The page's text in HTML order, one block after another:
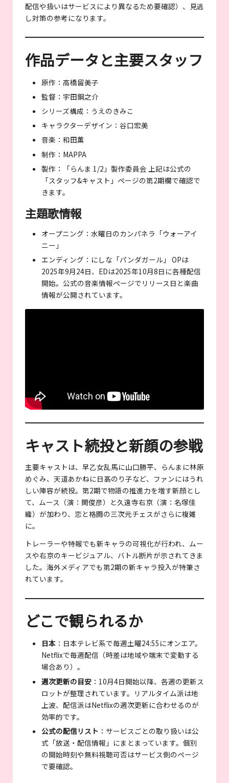
配信や扱いはサービスにより異なるため要確認）、見逃
し対策の参考になります。
作品データと主要スタッフ
原作：高橋留美子
監督：宇田鋼之介
シリーズ構成：うえのきみこ
キャラクターデザイン：谷口宏美
音楽：和田薫
制作：MAPPA
製作：「らんま 1/2」製作委員会 上記は公式の
「スタッフ&キャスト」ページの第2期欄で確認で
きます。
主題歌情報
オープニング：水曜日のカンパネラ「ウォーアイ
ニー」
エンディング：にしな「パンダガール」 OPは
2025年9月24日、EDは2025年10月8日に各種配信
開始。公式の音楽情報ページでリリース日と楽曲
情報が公開されています。
キャスト続投と新顔の参戦
主要キャストは、早乙女乱馬に山口勝平、らんまに林原
めぐみ、天道あかねに日髙のり子など、ファンにはうれ
しい陣容が続投。第2期で物語の推進力を増す新顔とし
て、ムース（演：関俊彦）と久遠寺右京（演：名塚佳
織）が加わり、恋と格闘の三次元チェスがさらに複雑
に。
トレーラーや特報でも新キャラの可視化が行われ、ムー
スや右京のキービジュアル、バトル断片が示されてきま
した。海外メディアでも第2期の新キャラ投入が特筆さ
れています。
どこで観られるか
日本 ：日本テレビ系で毎週土曜24:55にオンエア。
Netflixで毎週配信（時差は地域や端末で変動する
場合あり）。
週次更新の目安 ：10月4日開始以降、各週の更新ス
ロットが整理されています。リアルタイム派は地
上波、配信派はNetflixの週次更新に合わせるのが
効率的です。
公式の配信リスト ：サービスごとの取り扱いは公
式「放送・配信情報」にまとまっています。個別
の開始時刻や無料視聴可否はサービス側のページ
で要確認。